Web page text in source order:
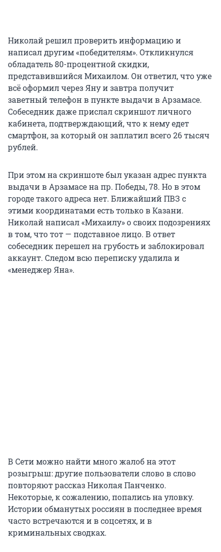
Николай решил проверить информацию и
написал другим «победителям». Откликнулся
обладатель 80-процентной скидки,
представившийся Михаилом. Он ответил, что уже
всё оформил через Яну и завтра получит
заветный телефон в пункте выдачи в Арзамасе.
Собеседник даже прислал скриншот личного
кабинета, подтверждающий, что к нему едет
смартфон, за который он заплатил всего 26 тысяч
рублей.
При этом на скриншоте был указан адрес пункта
выдачи в Арзамасе на пр. Победы, 78. Но в этом
городе такого адреса нет. Ближайший ПВЗ с
этими координатами есть только в Казани.
Николай написал «Михаилу» о своих подозрениях
в том, что тот — подставное лицо. В ответ
собеседник перешел на грубость и заблокировал
аккаунт. Следом всю переписку удалила и
«менеджер Яна».
В Сети можно найти много жалоб на этот
розыгрыш: другие пользователи слово в слово
повторяют рассказ Николая Панченко.
Некоторые, к сожалению, попались на уловку.
Истории обманутых россиян в последнее время
часто встречаются и в соцсетях, и в
криминальных сводках.